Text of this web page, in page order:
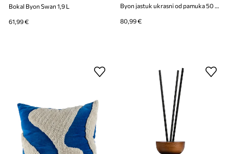
Bokal Byon Swan 1,9 L
61,99 €
Byon jastuk ukrasni od pamuka 50 x 50 cm
80,99 €